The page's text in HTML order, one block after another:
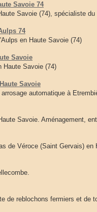
Savoie 74
Savoie (74), spécialiste du
74
en Haute Savoie (74)
Savoie
Haute Savoie (74)
Savoie
automatique à
Savoie. Aménagement,
de Véroce (Saint Gervais) en
de reblochons fermiers et de